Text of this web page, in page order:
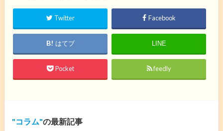
Twitter Facebook
はてブ LINE
Pocket feedly
コラム の最新記事